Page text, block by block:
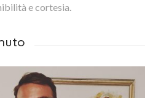
e cortesia.